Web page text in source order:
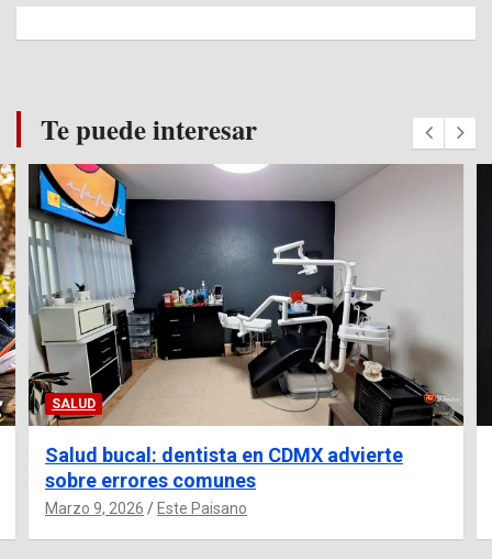
Te puede interesar
SALUD
Salud bucal: dentista en CDMX advierte
sobre errores comunes
Marzo 9, 2026 Este Paisano